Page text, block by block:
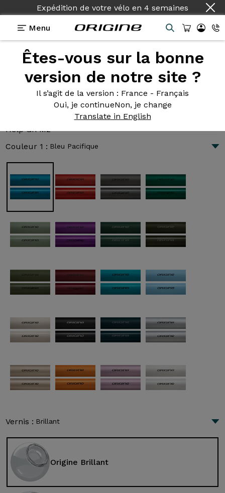
Expédition de votre vélo en 4 semaines
Menu
Êtes-vous sur la bonne
version de notre site ?
Il s’agit de la version : France - Français
Oui, je continueNon, je change
Translate in English
Présentation
Help GR M2
Help GR M2
Couleur 1 : Bleu Pacifique
Vernis : Brillant
Origine Brillant